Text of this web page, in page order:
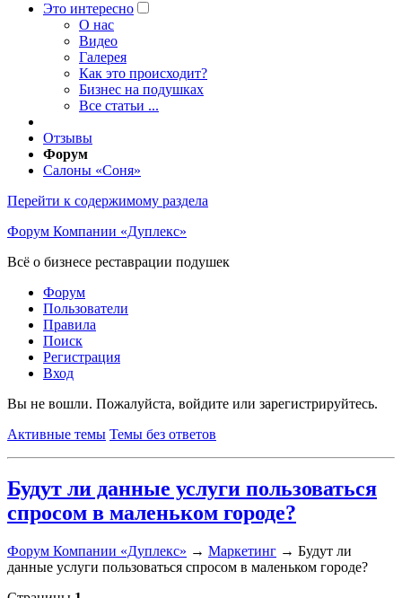
Это интересно
O нас
Видео
Галерея
Как это происходит?
Бизнес на подушках
Все статьи ...
Отзывы
Форум
Салоны «Соня»
Перейти к содержимому раздела
Форум Компании «Дуплекс»
Всё о бизнесе реставрации подушек
Форум
Пользователи
Правила
Поиск
Регистрация
Вход
Вы не вошли. Пожалуйста, войдите или зарегистрируйтесь.
Активные темы Темы без ответов
Будут ли данные услуги пользоваться
спросом в маленьком городе?
Форум Компании «Дуплекс» → Маркетинг → Будут ли
данные услуги пользоваться спросом в маленьком городе?